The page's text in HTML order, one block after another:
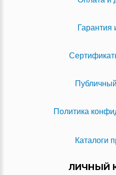
Гарантия
Политика
Каталоги
ЛИЧНЫЙ